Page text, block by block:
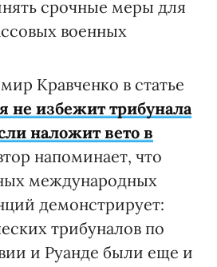
срочные меры для
военных
Кравченко в статье
не избежит трибунала
наложит вето в
напоминает, что
международных
демонстрирует:
трибуналов по
и Руанде были еще и